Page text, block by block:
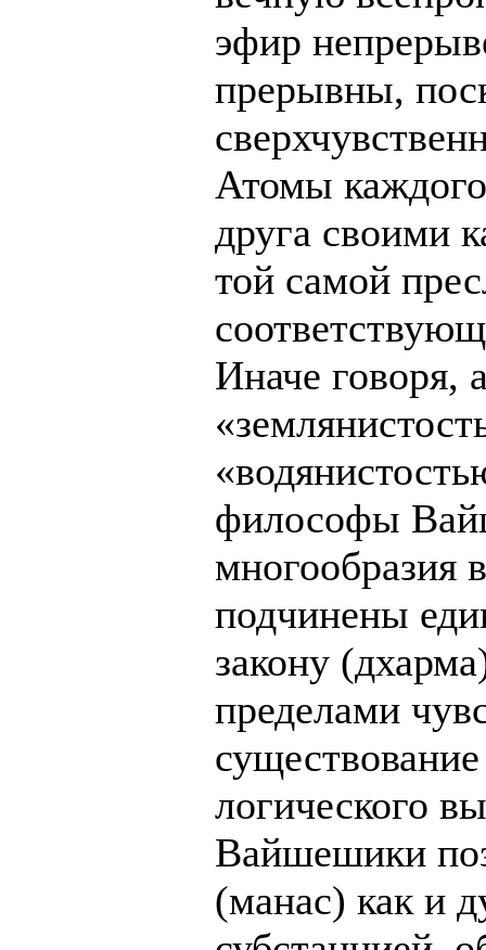
эфир
прерывны,
Атомы
друга своими
той самой
Иначе говоря,
философы
многообразия
подчинены
закону
пределами
логического
Вайшешики
(манас) как и